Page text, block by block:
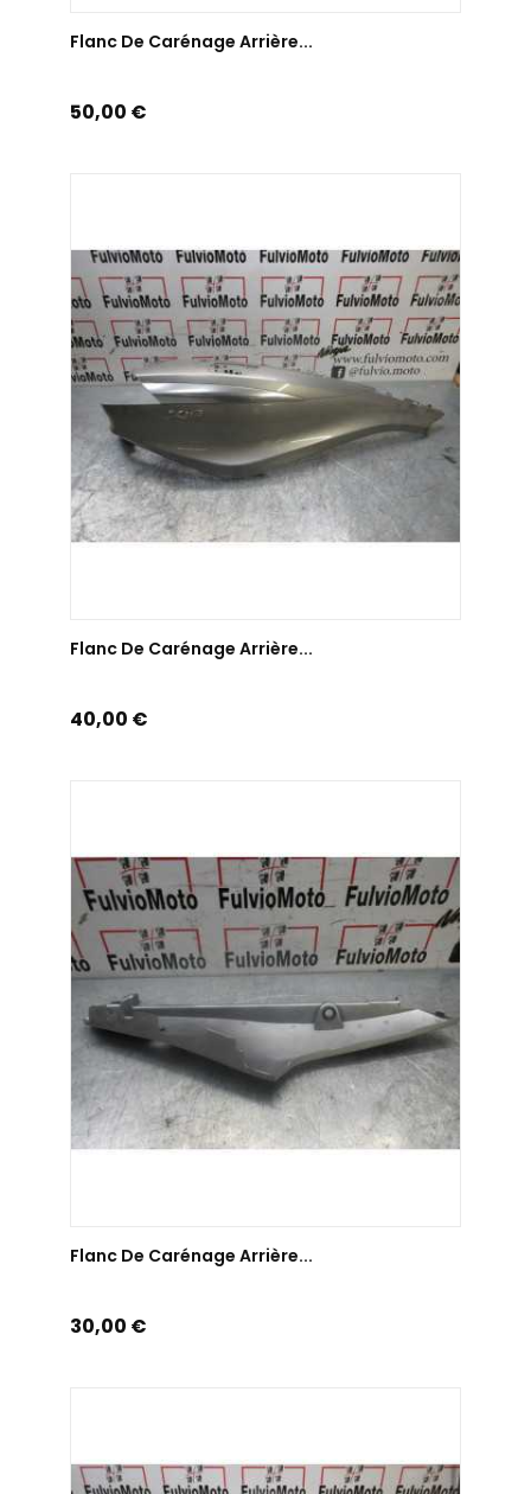
Flanc De Carénage Arrière...
Prix
50,00 €
Flanc De Carénage Arrière...
Prix
40,00 €
Flanc De Carénage Arrière...
Prix
30,00 €